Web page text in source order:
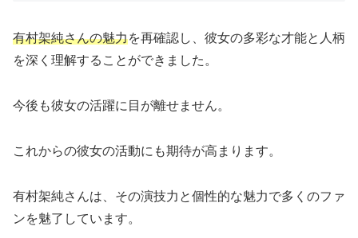
有村架純さんの魅力を再確認し、彼女の多彩な才能と人柄
を深く理解することができました。
今後も彼女の活躍に目が離せません。
これからの彼女の活動にも期待が高まります。
有村架純さんは、その演技力と個性的な魅力で多くのファ
ンを魅了しています。